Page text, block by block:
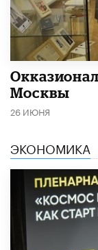
Москвы
26 ИЮНЯ
ЭКОНОМИКА